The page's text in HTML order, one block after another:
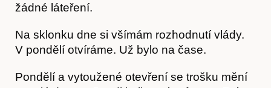
žádné láteření.
Na sklonku dne si všímám rozhodnutí vlády.
V pondělí otvíráme. Už bylo na čase.
Pondělí a vytoužené otevření se trošku mění